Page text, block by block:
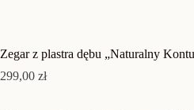
Zegar z plastra dębu „Naturalny
299,00 zł